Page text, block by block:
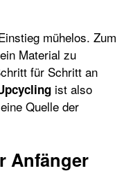
mühelos. Zum
Material zu
für Schritt an
ist also
Quelle der
Anfänger